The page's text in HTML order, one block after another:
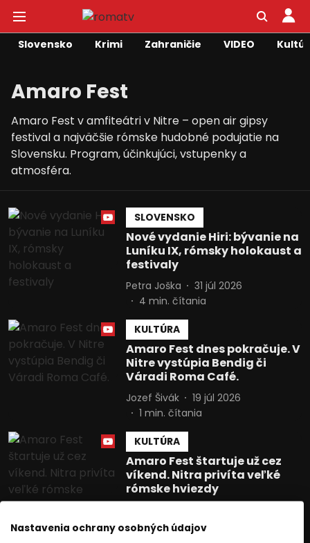
Slovensko Krimi Zahraničie VIDEO
Amaro Fest
Amaro Fest v amfiteátri v Nitre – open air gipsy
festival a najväčšie rómske hudobné podujatie na
Slovensku. Program, účinkujúci, vstupenky a
atmosféra.
SLOVENSKO
Nové vydanie Hiri: bývanie na
Luníku IX, rómsky holokaust a
festivaly
Petra Joška
31 júl 2026
4 min. čítania
KULTÚRA
Amaro Fest dnes pokračuje. V
Nitre vystúpia Bendig či
Váradi Roma Café.
Jozef Šivák
19 júl 2026
1 min. čítania
KULTÚRA
Amaro Fest štartuje už cez
víkend. Nitra privíta veľké
rómske hviezdy
1 min. čítania
Nastavenia ochrany osobných údajov